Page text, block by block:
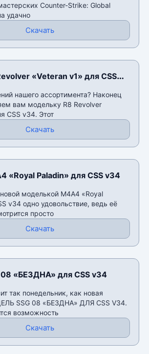
Counter-Strike: Global
удачно
Скачать
«Veteran v1» для CSS
нашего ассортимента? Наконец
вам модельку R8 Revolver
CSS v34. Этот
Скачать
«Royal Paladin» для CSS v34
моделькой М4А4 «Royal
v34 одно удовольствие, ведь её
просто
Скачать
«БЕЗДНА» для CSS v34
так понедельник, как новая
SSG 08 «БЕЗДНА» ДЛЯ CSS V34.
возможность
Скачать